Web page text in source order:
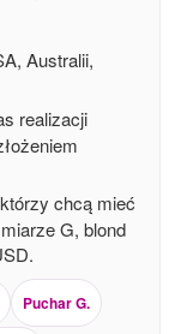
Australii,
realizacji
chcą mieć
G, blond
Puchar G.